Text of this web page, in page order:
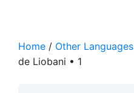
Home / Other Languages
de Liobani • 1